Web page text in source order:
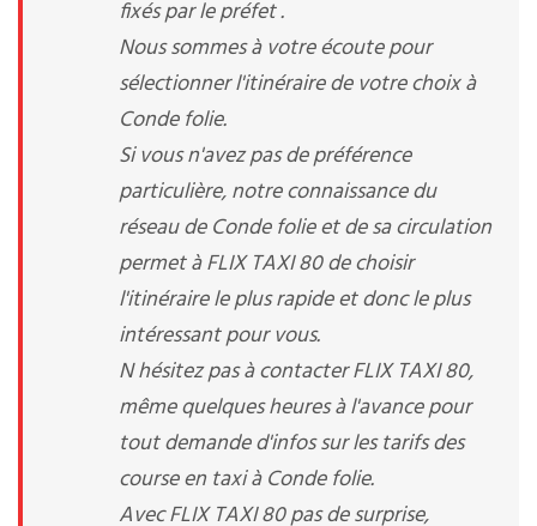
fixés par le préfet .
Nous sommes à votre écoute pour
sélectionner l'itinéraire de votre choix à
Conde folie.
Si vous n'avez pas de préférence
particulière, notre connaissance du
réseau de Conde folie et de sa circulation
permet à FLIX TAXI 80 de choisir
l'itinéraire le plus rapide et donc le plus
intéressant pour vous.
N hésitez pas à contacter FLIX TAXI 80,
même quelques heures à l'avance pour
tout demande d'infos sur les tarifs des
course en taxi à Conde folie.
Avec FLIX TAXI 80 pas de surprise,